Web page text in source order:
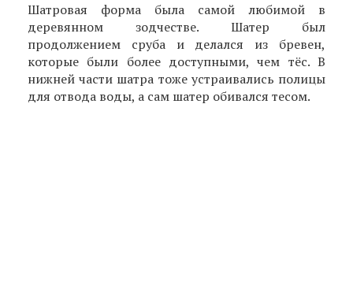
Шатровая форма была самой любимой в
деревянном зодчестве. Шатер был
продолжением сруба и делался из бревен,
которые были более доступными, чем тёс. В
нижней части шатра тоже устраивались полицы
для отвода воды, а сам шатер обивался тесом.